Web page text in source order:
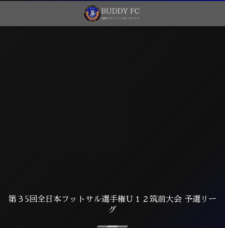
第３5回全日本フットサル選手権Ｕ１２筑前大会 予選リー
グ